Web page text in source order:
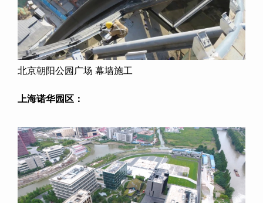
北京朝阳公园广场 幕墙施工
上海诺华园区：